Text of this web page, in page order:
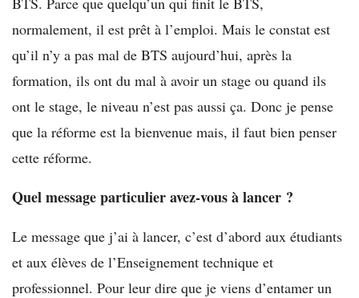
normalement, il est prêt à l’emploi. Mais le constat est
qu’il n’y a pas mal de BTS aujourd’hui, après la
formation, ils ont du mal à avoir un stage ou quand ils
ont le stage, le niveau n’est pas aussi ça. Donc je pense
que la réforme est la bienvenue mais, il faut bien penser
cette réforme.
Quel message particulier avez-vous à lancer ?
Le message que j’ai à lancer, c’est d’abord aux étudiants
et aux élèves de l’Enseignement technique et
professionnel. Pour leur dire que je viens d’entamer un